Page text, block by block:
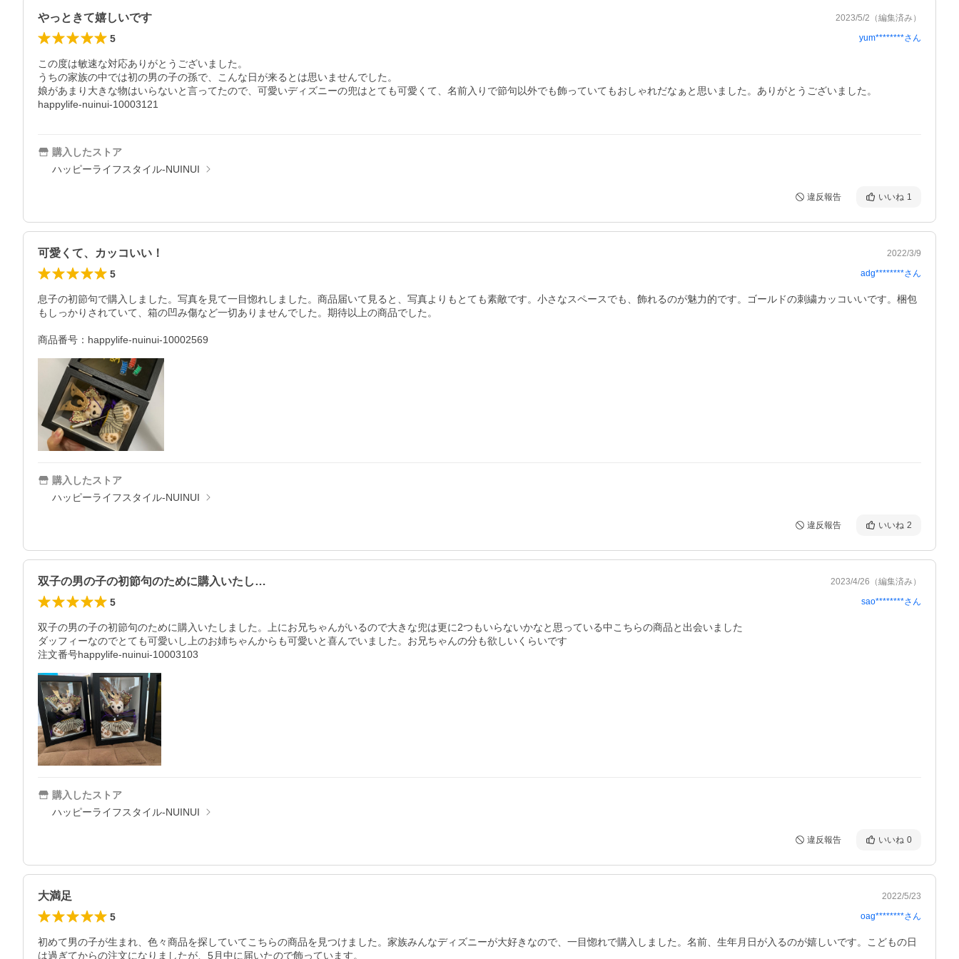
やっときて嬉しいです 2023/5/2 （編集済み）
5 yum********さん
この度は敏速な対応ありがとうございました。
うちの家族の中では初の男の子の孫で、こんな日が来るとは思いませんでした。
娘があまり大きな物はいらないと言ってたので、可愛いディズニーの兜はとても可愛くて、名前入りで節句以外でも飾っていてもおしゃれだなぁと思いました。ありがとうございました。
購入したストア
ハッピーライフスタイル-NUINUI
違反報告 いいね 1
可愛くて、カッコいい！ 2022/3/9
5 adg********さん
息子の初節句で購入しました。写真を見て一目惚れしました。商品届いて見ると、写真よりもとても素敵です。小さなスペースでも、飾れるのが魅力的です。ゴールドの刺繍カッコいいです。梱包
もしっかりされていて、箱の凹み傷など一切ありませんでした。期待以上の商品でした。
商品番号：happylife-nuinui-10002569
購入したストア
ハッピーライフスタイル-NUINUI
違反報告 いいね 2
双子の男の子の初節句のために購入いたし… 2023/4/26 （編集済み）
5 sao********さん
双子の男の子の初節句のために購入いたしました。上にお兄ちゃんがいるので大きな兜は更に2つもいらないかなと思っている中こちらの商品と出会いました
ダッフィーなのでとても可愛いし上のお姉ちゃんからも可愛いと喜んでいました。お兄ちゃんの分も欲しいくらいです
注文番号happylife-nuinui-10003103
購入したストア
ハッピーライフスタイル-NUINUI
違反報告 いいね 0
大満足 2022/5/23
5 oag********さん
初めて男の子が生まれ、色々商品を探していてこちらの商品を見つけました。家族みんなディズニーが大好きなので、一目惚れで購入しました。名前、生年月日が入るのが嬉しいです。こどもの日
は過ぎてからの注文になりましたが、5月中に届いたので飾っています。